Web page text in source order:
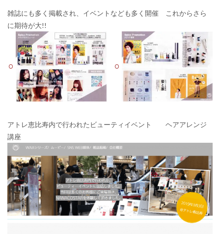
雑誌にも多く掲載され、イベントなども多く開催 これからさら
に期待が大!!
アトレ恵比寿内で行われたビューティイベント ヘアアレンジ
講座